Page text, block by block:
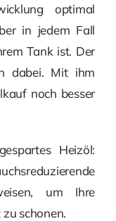
optimal
in jedem Fall
Tank ist. Der
dabei. Mit ihm
noch besser
Heizöl:
um Ihre
schonen.